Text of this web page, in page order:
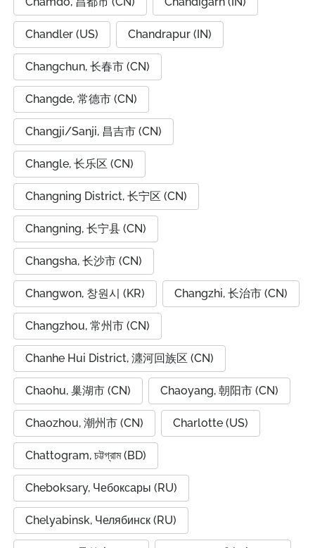
Chandler (US) Chandrapur (IN)
Changchun, 长春市 (CN)
Changde, 常德市 (CN)
Changji/Sanji, 昌吉市 (CN)
Changle, 长乐区 (CN)
Changning District, 长宁区 (CN)
Changning, 长宁县 (CN)
Changsha, 长沙市 (CN)
Changwon, 창원시 (KR) Changzhi, 长治市 (CN)
Changzhou, 常州市 (CN)
Chanhe Hui District, 瀍河回族区 (CN)
Chaohu, 巢湖市 (CN) Chaoyang, 朝阳市 (CN)
Chaozhou, 潮州市 (CN) Charlotte (US)
Chattogram, চট্টগ্রাম (BD)
Cheboksary, Чебоксары (RU)
Chelyabinsk, Челябинск (RU)